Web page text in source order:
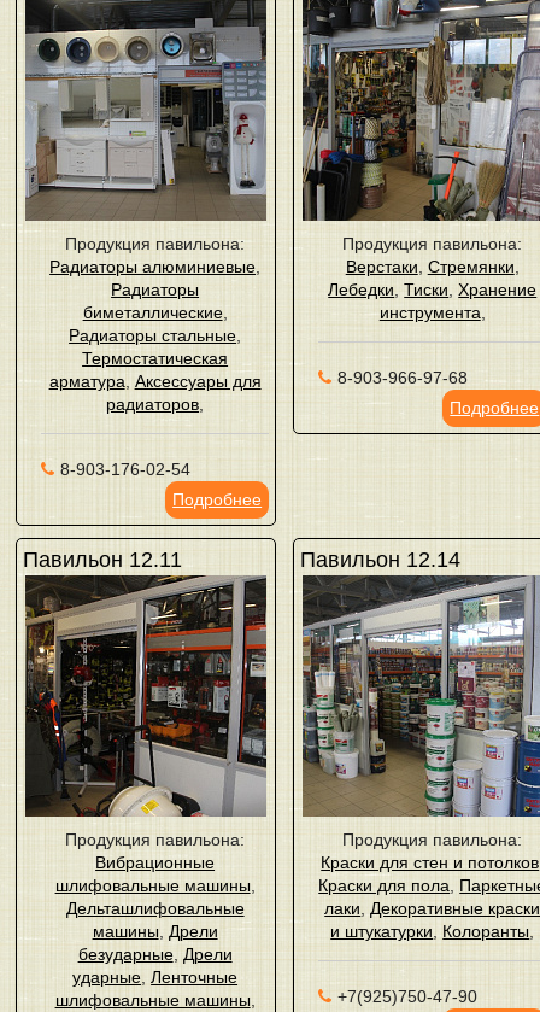
Продукция павильона:
Радиаторы алюминиевые,
Радиаторы
биметаллические,
Радиаторы стальные,
Термостатическая
арматура, Аксессуары для
радиаторов,
8-903-176-02-54
Подробнее
Продукция павильона:
Верстаки, Стремянки,
Лебедки,Тиски,Хранение
инструмента,
8-903-966-97-68
Подробнее
Павильон 12.11
Продукция павильона:
Вибрационные
шлифовальные машины,
Дельташлифовальные
машины, Дрели
безударные, Дрели
ударные,Ленточные
шлифовальные машины,
Павильон 12.14
Продукция павильона:
Краски для стен и потолков
Краски для пола,
лаки,Декоративные краски
и штукатурки, Колоранты,
+7(925)750-47-90